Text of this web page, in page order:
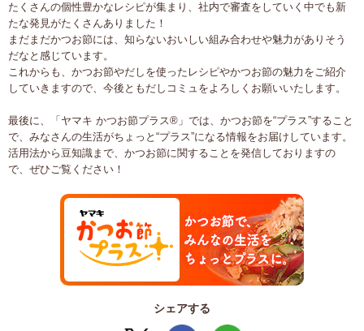
たくさんの個性豊かなレシピが集まり、社内で審査をしていく中でも新
たな発見がたくさんありました！
まだまだかつお節には、知らないおいしい組み合わせや魅力がありそう
だなと感じています。
これからも、かつお節やだしを使ったレシピやかつお節の魅力をご紹介
していきますので、今後ともだしコミュをよろしくお願いいたします。
最後に、「ヤマキ かつお節プラス®」では、かつお節を“プラス”すること
で、みなさんの生活がちょっと“プラス”になる情報をお届けしています。
活用法から豆知識まで、かつお節に関することを発信しておりますの
で、ぜひご覧ください！
シェアする